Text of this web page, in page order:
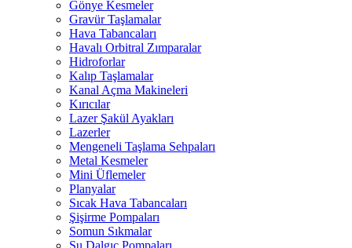
Gönye Kesmeler
Gravür Taşlamalar
Hava Tabancaları
Havalı Orbitral Zımparalar
Hidroforlar
Kalıp Taşlamalar
Kanal Açma Makineleri
Kırıcılar
Lazer Şakül Ayakları
Lazerler
Mengeneli Taşlama Sehpaları
Metal Kesmeler
Mini Üflemeler
Planyalar
Sıcak Hava Tabancaları
Şişirme Pompaları
Somun Sıkmalar
Su Dalgıç Pompaları